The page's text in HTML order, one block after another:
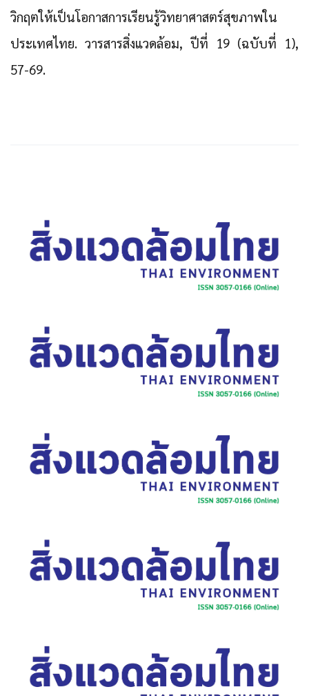
วิกฤตให้เป็นโอกาสการเรียนรู้วิทยาศาสตร์สุขภาพใน
ประเทศไทย. วารสารสิ่งแวดล้อม, ปีที่ 19 (ฉบับที่ 1),
57-69.